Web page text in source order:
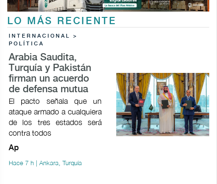
LO MÁS RECIENTE
INTERNACIONAL >
POLÍTICA
Arabia Saudita,
Turquía y Pakistán
firman un acuerdo
de defensa mutua
El pacto señala que un
ataque armado a cualquiera
de los tres estados será
contra todos
Ap
Hace 7 h | Ankara, Turquía